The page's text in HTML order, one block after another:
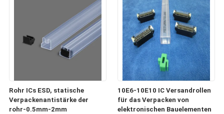
Rohr ICs ESD, statische
Verpackenantistärke der
rohr-0.5mm-2mm
10E6-10E10 IC Versandrollen
für das Verpacken von
elektronischen Bauelementen